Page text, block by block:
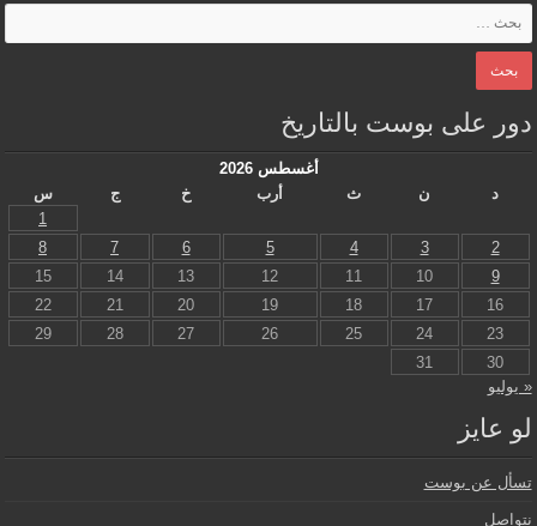
دور على بوست بالتاريخ
أغسطس 2026
د
ن ث أرب خ ج
س
1
2
3
4
5
6
7
8
9
10
11
12
13
14
15
16
17
18
19
20
21
22
23
24
25
26
27
28
29
30
31
« يوليو
لو عايز
تسأل عن بوست
نتواصل